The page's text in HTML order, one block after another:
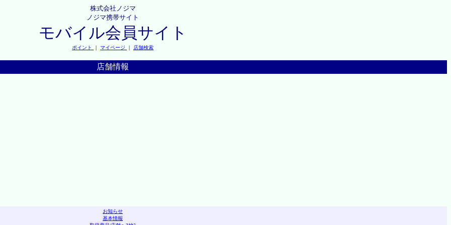
株式会社ノジマ
ノジマ携帯サイト
モバイル会員サイト
ポイント ｜ マイページ ｜ 店舗検索
店舗情報
お知らせ
基本情報